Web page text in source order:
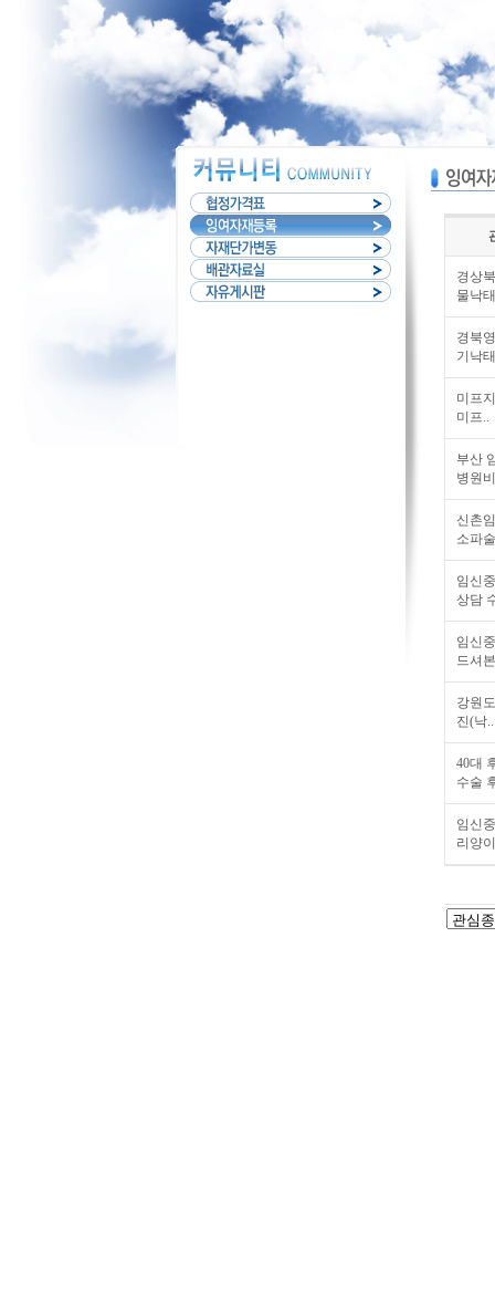
경상
물낙
경북
기낙
미프
미프..
부산
병원
신촌
소파
임신
상담
임신
드셔
강원
진(낙..
40대
수술
임신
리양